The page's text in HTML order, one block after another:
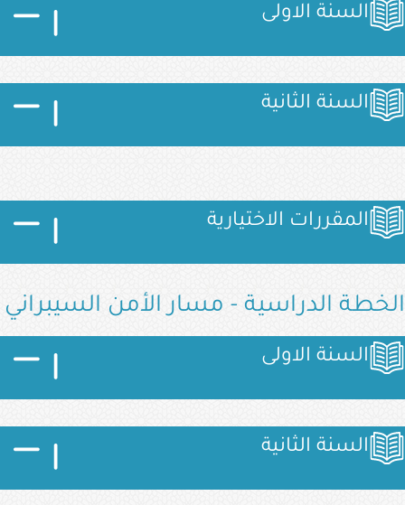
الصورةالسنة الاولى
الصورةالسنة الثانية
الصورةالمقررات الاختيارية
الخطة الدراسية - مسار الأمن السيبراني
الصورةالسنة الاولى
الصورةالسنة الثانية